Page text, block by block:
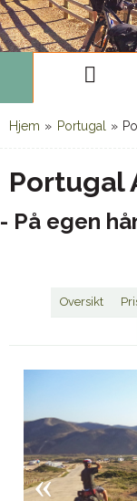
Hjem » Portugal »
Portugal
- På egen
Oversikt